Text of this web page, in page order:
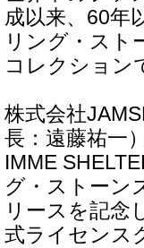
成以来、60年
リング・スト
コレクション
株式会社
長：遠藤祐一
IMME
グ・ストーン
リースを記念
式ライセンス